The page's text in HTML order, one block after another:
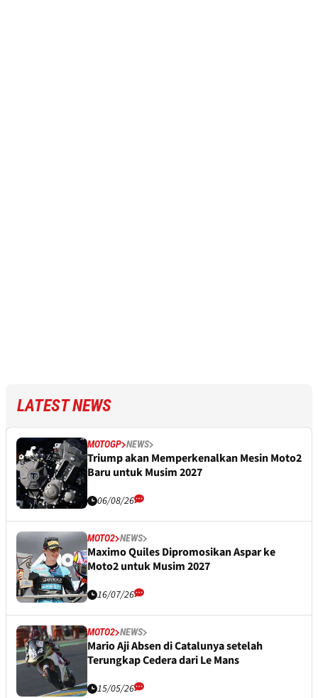
LATEST NEWS
MOTOGP NEWS
Triump akan Memperkenalkan Mesin Moto2
Baru untuk Musim 2027
06/08/26
MOTO2 NEWS
Maximo Quiles Dipromosikan Aspar ke
Moto2 untuk Musim 2027
16/07/26
MOTO2 NEWS
Mario Aji Absen di Catalunya setelah
Terungkap Cedera dari Le Mans
15/05/26